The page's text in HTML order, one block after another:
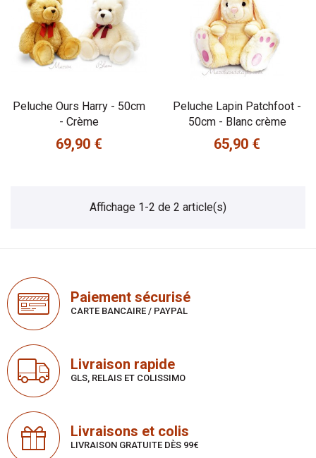
Peluche Ours Harry - 50cm
- Crème
Prix
69,90 €
Peluche Lapin Patchfoot -
50cm - Blanc crème
Prix
65,90 €
Affichage 1-2 de 2 article(s)
Paiement sécurisé
CARTE BANCAIRE / PAYPAL
Livraison rapide
GLS, RELAIS ET COLISSIMO
Livraisons et colis
LIVRAISON GRATUITE DÈS 99€